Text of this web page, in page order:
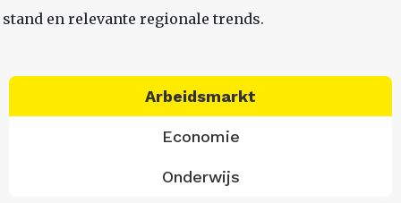
stand en relevante regionale trends.
Arbeidsmarkt
Economie
Onderwijs